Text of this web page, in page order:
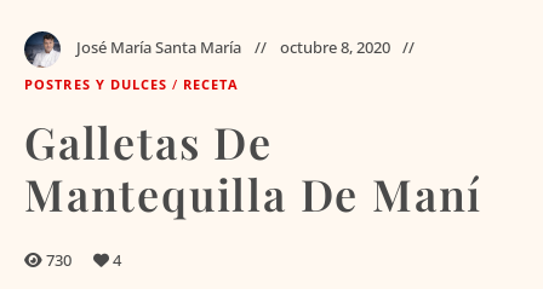
José María Santa María octubre 8, 2020
POSTRES Y DULCES / RECETA
Galletas De
Mantequilla De Maní
730 4